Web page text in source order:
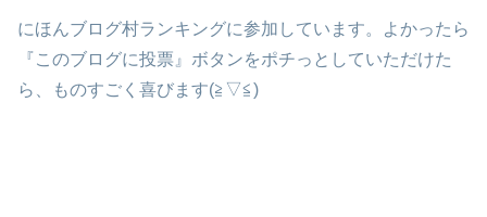
にほんブログ村ランキングに参加しています。よかったら
『このブログに投票』ボタンをポチっとしていただけた
ら、ものすごく喜びます(≧▽≦)